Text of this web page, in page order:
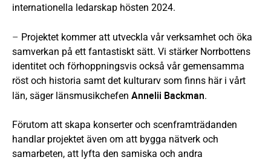
internationella ledarskap hösten 2024.
– Projektet kommer att utveckla vår verksamhet och öka
samverkan på ett fantastiskt sätt. Vi stärker Norrbottens
identitet och förhoppningsvis också vår gemensamma
röst och historia samt det kulturarv som finns här i vårt
län, säger länsmusikchefen Annelii Backman.
Förutom att skapa konserter och scenframträdanden
handlar projektet även om att bygga nätverk och
samarbeten, att lyfta den samiska och andra